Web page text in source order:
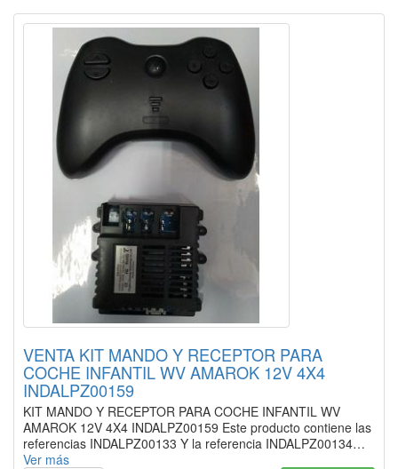
VENTA KIT MANDO Y RECEPTOR PARA
COCHE INFANTIL WV AMAROK 12V 4X4
INDALPZ00159
KIT MANDO Y RECEPTOR PARA COCHE INFANTIL WV
AMAROK 12V 4X4 INDALPZ00159 Este producto contiene las
referencias INDALPZ00133 Y la referencia INDALPZ00134…
Ver más